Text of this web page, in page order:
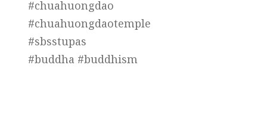
#chuahuongdao
#chuahuongdaotemple
#sbsstupas
#buddha #buddhism